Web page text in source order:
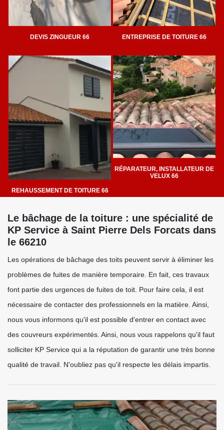
DEVIS ZINGUEUR 66 ENTREPRISE DE TOITURE 66
REHAUSSEMENT DE TOITURE 66
RÉPARATEUR, INSTALLATEUR DE
VELUX 66
Le bâchage de la toiture : une spécialité de
KP Service à Saint Pierre Dels Forcats dans
le 66210
Les opérations de bâchage des toits peuvent servir à éliminer les
problèmes de fuites de manière temporaire. En fait, ces travaux
font partie des urgences de fuites de toit. Pour faire cela, il est
nécessaire de contacter des professionnels en la matière. Ainsi,
nous vous informons qu'il est possible d'entrer en contact avec
des couvreurs expérimentés. Ainsi, nous vous rappelons qu'il faut
solliciter KP Service qui a la réputation de garantir une très bonne
qualité de travail. N'oubliez pas qu'il respecte les délais impartis.